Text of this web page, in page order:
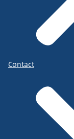
Contact